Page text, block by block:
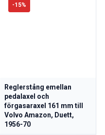
-15%
Reglerstång emellan
pedalaxel och
förgasaraxel 161 mm till
Volvo Amazon, Duett,
1956-70